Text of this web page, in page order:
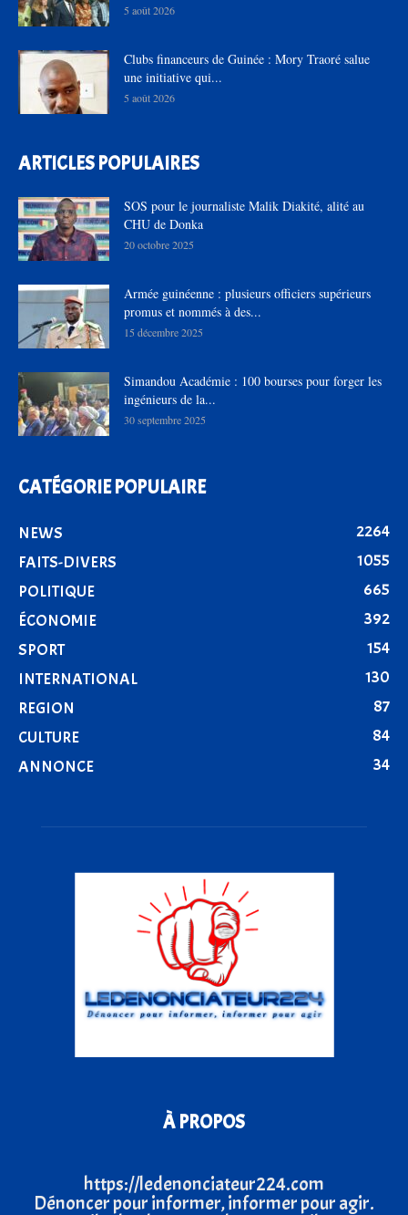
5 août 2026
Clubs financeurs de Guinée : Mory Traoré salue
une initiative qui...
5 août 2026
ARTICLES POPULAIRES
SOS pour le journaliste Malik Diakité, alité au
CHU de Donka
20 octobre 2025
Armée guinéenne : plusieurs officiers supérieurs
promus et nommés à des...
15 décembre 2025
Simandou Académie : 100 bourses pour forger les
ingénieurs de la...
30 septembre 2025
CATÉGORIE POPULAIRE
NEWS
2264
FAITS-DIVERS
1055
POLITIQUE
665
ÉCONOMIE
392
SPORT
154
INTERNATIONAL
130
REGION
87
CULTURE
84
ANNONCE
34
À PROPOS
https://ledenonciateur224.com
Dénoncer pour informer, informer pour agir.